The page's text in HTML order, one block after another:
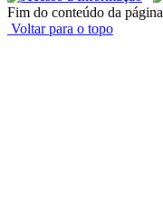
Fim do conteúdo da página
Voltar para o topo